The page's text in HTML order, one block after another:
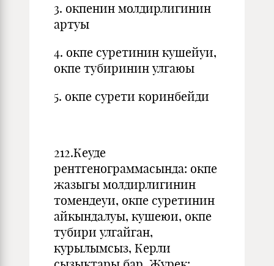
3. окпенин молдирлигинин
артуы
4. окпе суретинин кушейуи,
окпе тубиринин улгаюы
5. окпе сурети коринбейди
212.Кеуде
рентгенограммасында: окпе
жазыгы молдирлигинин
томендеуи, окпе суретинин
айкындалуы, кушеюи, окпе
тубири улгайган,
курылымсыз, Керли